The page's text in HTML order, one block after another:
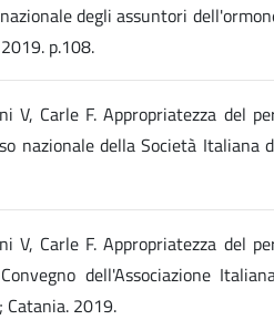
degli assuntori
p.108.
Carle F. Appropriatezza del
della Società Italiana
Carle F. Appropriatezza del
dell'Associazione
2019.